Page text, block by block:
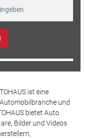
ist eine
und
bietet Auto
Bilder und Videos